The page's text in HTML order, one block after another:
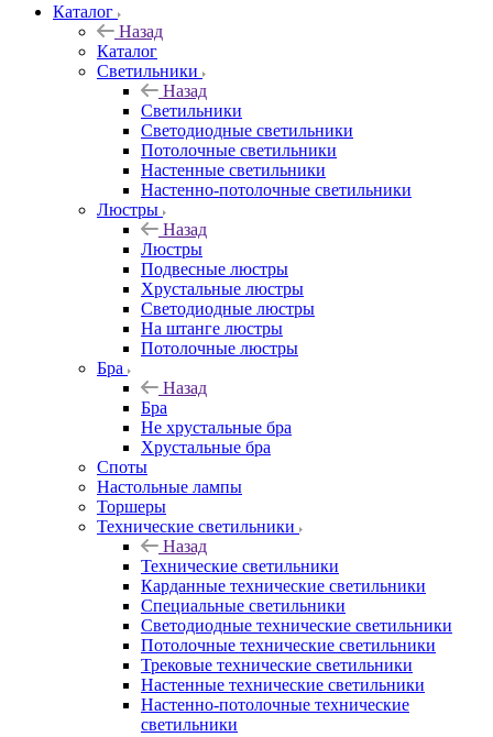
Каталог
Назад
Каталог
Светильники
Назад
Светильники
Светодиодные светильники
Потолочные светильники
Настенные светильники
Настенно-потолочные светильники
Люстры
Назад
Люстры
Подвесные люстры
Хрустальные люстры
Светодиодные люстры
На штанге люстры
Потолочные люстры
Бра
Назад
Бра
Не хрустальные бра
Хрустальные бра
Споты
Настольные лампы
Торшеры
Технические светильники
Назад
Технические светильники
Карданные технические светильники
Специальные светильники
Светодиодные технические светильники
Потолочные технические светильники
Трековые технические светильники
Настенные технические светильники
Настенно-потолочные технические
светильники